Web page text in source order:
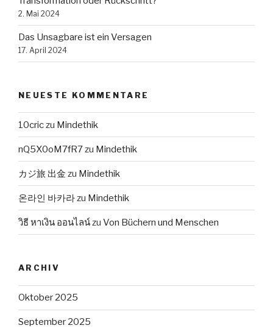
2. Mai 2024
Das Unsagbare ist ein Versagen
17. April 2024
NEUESTE KOMMENTARE
10criczu Mindethik
nQ5X0oM7fR7zu Mindethik
カジ旅 出金 zu Mindethik
온라인 바카라zu Mindethik
วิธี หาเงิน ออนไลน์zu Von Büchern und Menschen
ARCHIV
Oktober 2025
September 2025